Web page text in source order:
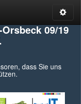
Open
Admin
Tools
09/19
dass Sie uns